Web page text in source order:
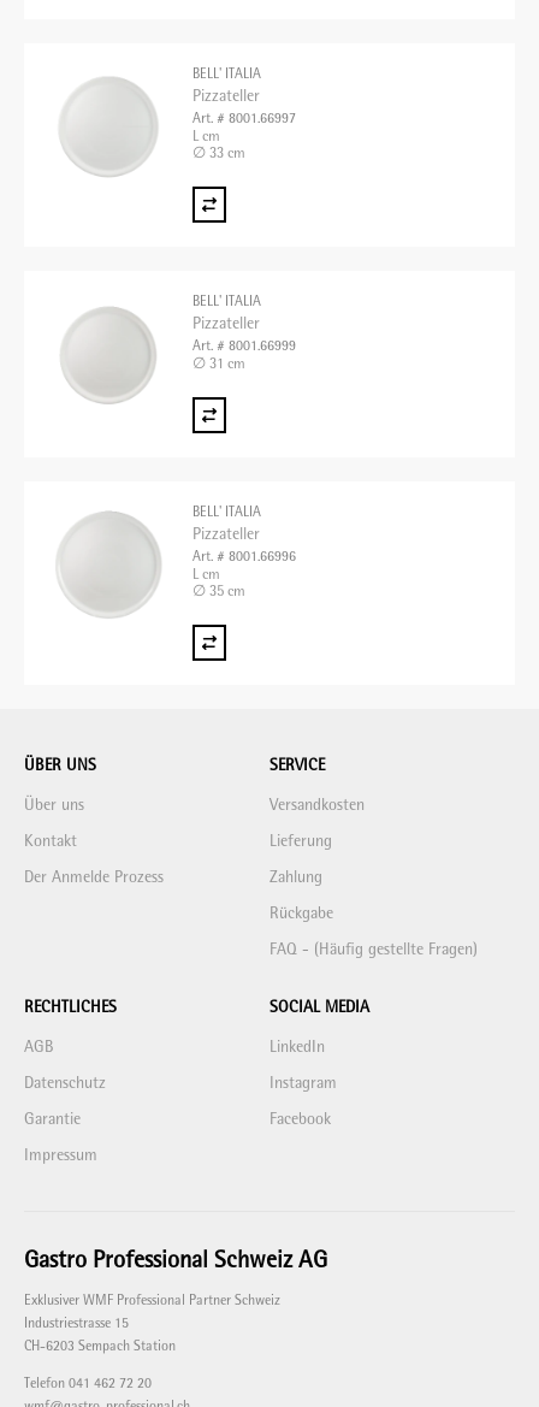
BELL' ITALIA
Pizzateller
Art. # 8001.66997
L cm
∅ 33 cm
BELL' ITALIA
Pizzateller
Art. # 8001.66999
∅ 31 cm
BELL' ITALIA
Pizzateller
Art. # 8001.66996
L cm
∅ 35 cm
ÜBER UNS
Über uns
Kontakt
Der Anmelde Prozess
SERVICE
Versandkosten
Lieferung
Zahlung
Rückgabe
FAQ - (Häufig gestellte Fragen)
RECHTLICHES
AGB
Datenschutz
Garantie
Impressum
SOCIAL MEDIA
LinkedIn
Instagram
Facebook
Gastro Professional Schweiz AG
Exklusiver WMF Professional Partner Schweiz
Industriestrasse 15
CH-6203 Sempach Station
Telefon 041 462 72 20